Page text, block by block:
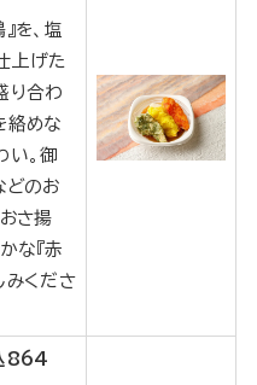
を、塩
上げた
り合わ
絡めな
い。御
どのお
さ揚
な『赤
みくださ
864